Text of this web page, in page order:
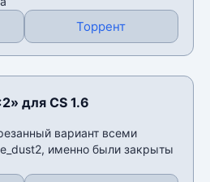
Торрент
для CS 1.6
вариант всеми
именно были закрыты